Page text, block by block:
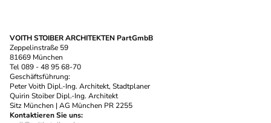
VOITH STOIBER ARCHITEKTEN PartGmbB
Zeppelinstraße 59
81669 München
Tel 089 - 48 95 68-70
Geschäftsführung:
Peter Voith Dipl.-Ing. Architekt, Stadtplaner
Quirin Stoiber Dipl.-Ing. Architekt
Sitz München | AG München PR 2255
Kontaktieren Sie uns: